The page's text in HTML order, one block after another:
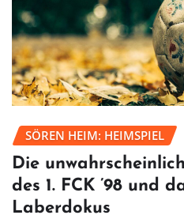
SÖREN HEIM: HEIMSPIEL
Die
des 1. FCK ’98 und
Laberdokus